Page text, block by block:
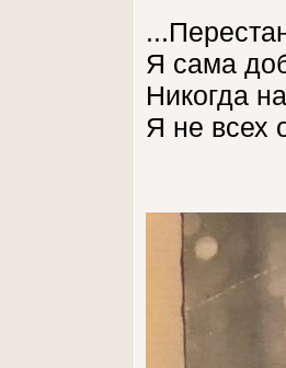
Я сама
Никогда
Я не всех